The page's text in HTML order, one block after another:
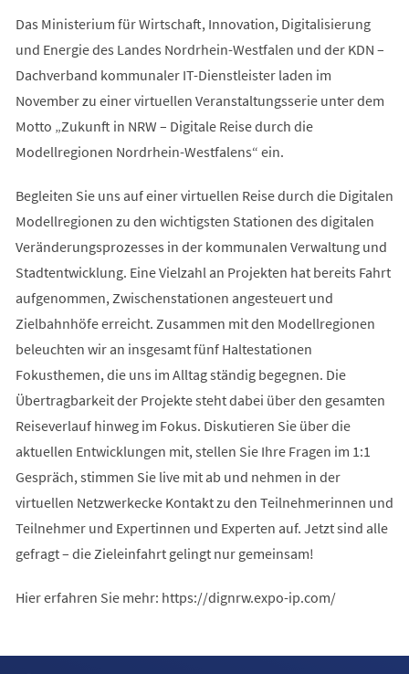
Das Ministerium für Wirtschaft, Innovation, Digitalisierung
und Energie des Landes Nordrhein-Westfalen und der KDN –
Dachverband kommunaler IT-Dienstleister laden im
November zu einer virtuellen Veranstaltungsserie unter dem
Motto „Zukunft in NRW – Digitale Reise durch die
Modellregionen Nordrhein-Westfalens“ ein.
Begleiten Sie uns auf einer virtuellen Reise durch die Digitalen
Modellregionen zu den wichtigsten Stationen des digitalen
Veränderungsprozesses in der kommunalen Verwaltung und
Stadtentwicklung. Eine Vielzahl an Projekten hat bereits Fahrt
aufgenommen, Zwischenstationen angesteuert und
Zielbahnhöfe erreicht. Zusammen mit den Modellregionen
beleuchten wir an insgesamt fünf Haltestationen
Fokusthemen, die uns im Alltag ständig begegnen. Die
Übertragbarkeit der Projekte steht dabei über den gesamten
Reiseverlauf hinweg im Fokus. Diskutieren Sie über die
aktuellen Entwicklungen mit, stellen Sie Ihre Fragen im 1:1
Gespräch, stimmen Sie live mit ab und nehmen in der
virtuellen Netzwerkecke Kontakt zu den Teilnehmerinnen und
Teilnehmer und Expertinnen und Experten auf. Jetzt sind alle
gefragt – die Zieleinfahrt gelingt nur gemeinsam!
Hier erfahren Sie mehr: https://dignrw.expo-ip.com/